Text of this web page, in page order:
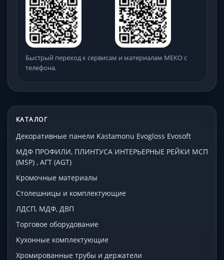
Быстрый переход к сервисам и материалам МЕКО с
телефона.
КАТАЛОГ
Декоративные панели Kastamonu Evogloss Evosoft
МДФ ПРОФИЛИ, ПЛИНТУСА ИНТЕРЬЕРНЫЕ РЕЙКИ МСП
(MSP) , АГТ (AGT)
Кромочные материалы
Столешницы и комплектующие
ЛДСП, МДФ, ДВП
Торговое оборудование
Кухонные комплектующие
Хромированные трубы и держатели